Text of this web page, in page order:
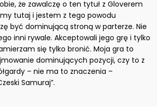
że zawalczę o ten tytuł z Gloverem
tutaj i jestem z tego powodu
być dominującą stroną w parterze. Nie
inni rywale. Akceptowali jego grę i tylko
się tylko bronić. Moja gra to
dominujących pozycji, czy to z
– nie ma to znaczenia –
Samuraj”.